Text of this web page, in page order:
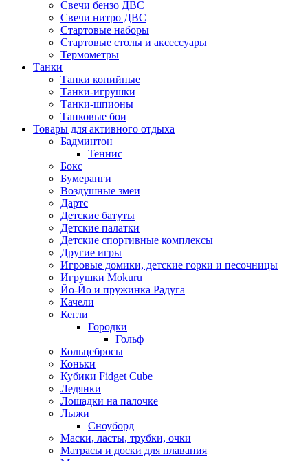
Свечи бензо ДВС
Свечи нитро ДВС
Стартовые наборы
Стартовые столы и аксессуары
Термометры
Танки
Танки копийные
Танки-игрушки
Танки-шпионы
Танковые бои
Товары для активного отдыха
Бадминтон
Теннис
Бокс
Бумеранги
Воздушные змеи
Дартс
Детские батуты
Детские палатки
Детские спортивные комплексы
Другие игры
Игровые домики, детские горки и песочницы
Игрушки Mokuru
Йо-Йо и пружинка Радуга
Качели
Кегли
Городки
Гольф
Кольцебросы
Коньки
Кубики Fidget Cube
Ледянки
Лошадки на палочке
Лыжи
Сноуборд
Маски, ласты, трубки, очки
Матрасы и доски для плавания